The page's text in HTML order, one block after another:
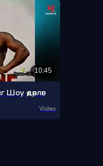
10:45
өдөрлөг
Video